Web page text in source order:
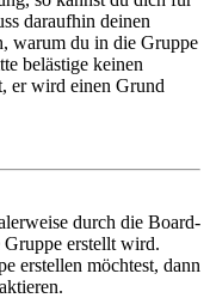
daraufhin deinen
warum du in die Gruppe
belästige keinen
er wird einen Grund
durch die Board-
erstellt wird.
erstellen möchtest, dann